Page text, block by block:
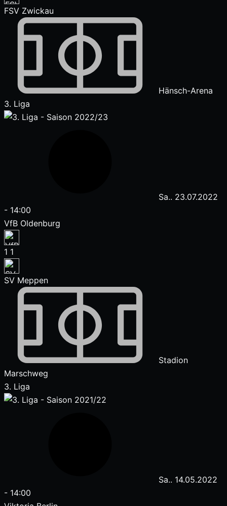
FSV Zwickau
Hänsch-Arena
3. Liga
Sa.. 23.07.2022
- 14:00
VfB Oldenburg
1 1
SV Meppen
Stadion
Marschweg
3. Liga
Sa.. 14.05.2022
- 14:00